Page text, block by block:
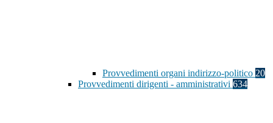
Provvedimenti organi indirizzo-politico 20
Provvedimenti dirigenti - amministrativi 634